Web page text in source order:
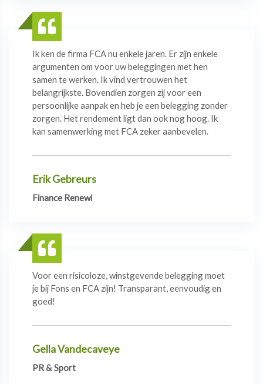
Erik Gebreurs
Finance Renewi
Ik ken de firma FCA nu enkele jaren. Er zijn enkele
argumenten om voor uw beleggingen met hen
samen te werken. Ik vind vertrouwen het
belangrijkste. Bovendien zorgen zij voor een
persoonlijke aanpak en heb je een belegging zonder
zorgen. Het rendement ligt dan ook nog hoog. Ik
kan samenwerking met FCA zeker aanbevelen.
Gella Vandecaveye
PR & Sport
Voor een risicoloze, winstgevende belegging moet
je bij Fons en FCA zijn! Transparant, eenvoudig en
goed!